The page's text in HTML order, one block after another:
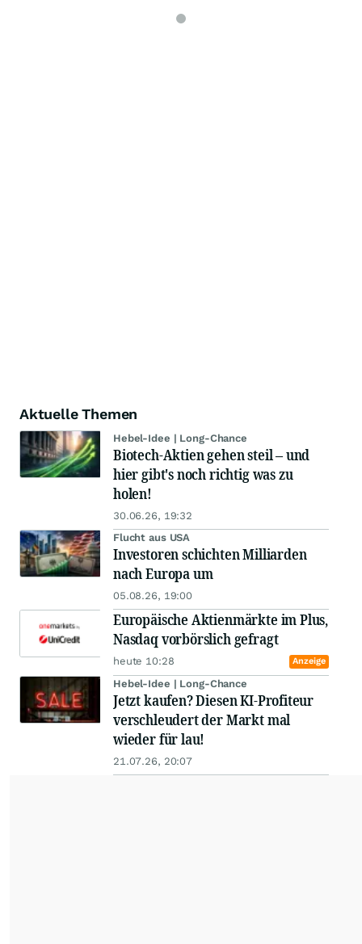
Aktuelle Themen
Hebel-Idee | Long-Chance
Biotech-Aktien gehen steil – und
hier gibt's noch richtig was zu
holen!
30.06.26, 19:32
Flucht aus USA
Investoren schichten Milliarden
nach Europa um
05.08.26, 19:00
Europäische Aktienmärkte im Plus,
Nasdaq vorbörslich gefragt
heute 10:28 Anzeige
Hebel-Idee | Long-Chance
Jetzt kaufen? Diesen KI-Profiteur
verschleudert der Markt mal
wieder für lau!
21.07.26, 20:07